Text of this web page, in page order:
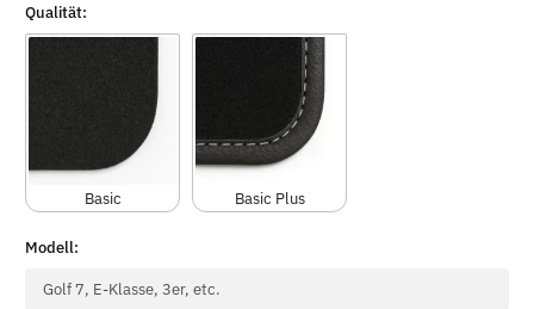
Qualität:
Basic Basic Plus
Modell:
Modell